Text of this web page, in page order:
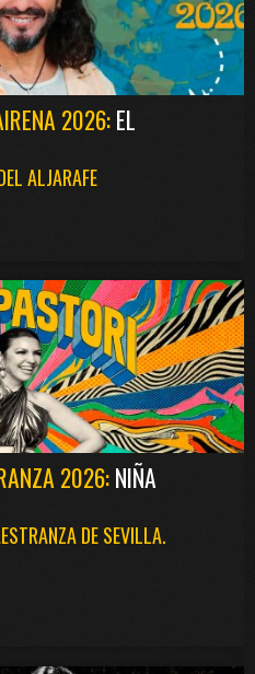
2026:EL
ALJARAFE
2026:NIÑA
DE SEVILLA.